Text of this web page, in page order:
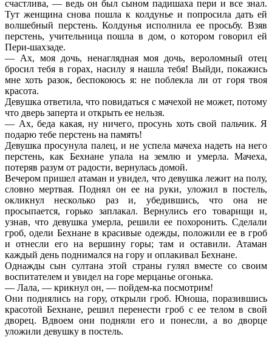
счастлива, — ведь он был сыном падишаха пери и все знал.
Тут женщина снова пошла к колдунье и попросила дать ей
волшебный перстень. Колдунья исполнила ее просьбу. Взяв
перстень, учительница пошла в дом, о котором говорил ей
Пери-шахзаде.
— Ах, моя дочь, ненаглядная моя дочь, вероломный отец
бросил тебя в горах, насилу я нашла тебя! Выйди, покажись
мне хоть разок, беспокоюсь я: не поблекла ли от горя твоя
красота.
Девушка ответила, что повидаться с мачехой не может, потому
что дверь заперта и открыть ее нельзя.
— Ах, беда какая, ну ничего, просунь хоть свой пальчик. Я
подарю тебе перстень на память!
Девушка просунула палец, и не успела мачеха надеть на него
перстень, как Бехнане упала на землю и умерла. Мачеха,
потеряв разум от радости, вернулась домой.
Вечером пришел атаман и увидел, что девушка лежит на полу,
словно мертвая. Поднял он ее на руки, уложил в постель,
окликнул несколько раз и, убедившись, что она не
просыпается, горько заплакал. Вернулись его товарищи и,
узнав, что девушка умерла, решили ее похоронить. Сделали
гроб, одели Бехнане в красивые одежды, положили ее в гроб
и отнесли его на вершину горы; там и оставили. Атаман
каждый день поднимался на гору и оплакивал Бехнане.
Однажды сын султана этой страны гулял вместе со своим
воспитателем и увидел на горе мерцанье огонька.
— Лала, — крикнул он, — пойдем-ка посмотрим!
Они поднялись на гору, открыли гроб. Юноша, поразившись
красотой Бехнане, решил перенести гроб с ее телом в свой
дворец. Вдвоем они подняли его и понесли, а во дворце
уложили девушку в постель.